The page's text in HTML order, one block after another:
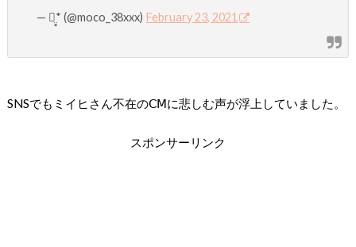
— ꪔ̤̥* (@moco_38xxx) February 23, 2021
SNSでもミイヒさん不在のⅭⅯに悲しむ声が浮上していました。
スポンサーリンク